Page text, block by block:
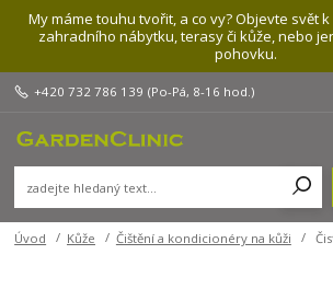
My máme touhu tvořit, a co vy? Objevte svět
zahradního nábytku, terasy či kůže, nebo
pohovku.
+420 732 786 139 (Po-Pá, 8-16 hod.)
Úvod Kůže Čištění a kondicionéry na kůži